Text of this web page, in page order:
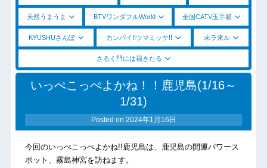
天然うまうま BTVワンダフルWorld 全国CATV玉手箱
KYUSHUさんぽ カンパイ!!ツマミッケ!! 未ラ来ル
さるく門には福きたる
いっぺこっぺよかね！！鹿児島(1/16～
1/31)
Posted on 2024年1月16日
今回のいっぺこっぺよかね!!鹿児島は、鹿児島の開運パワース
ポット、霧島神宮を訪ねます。